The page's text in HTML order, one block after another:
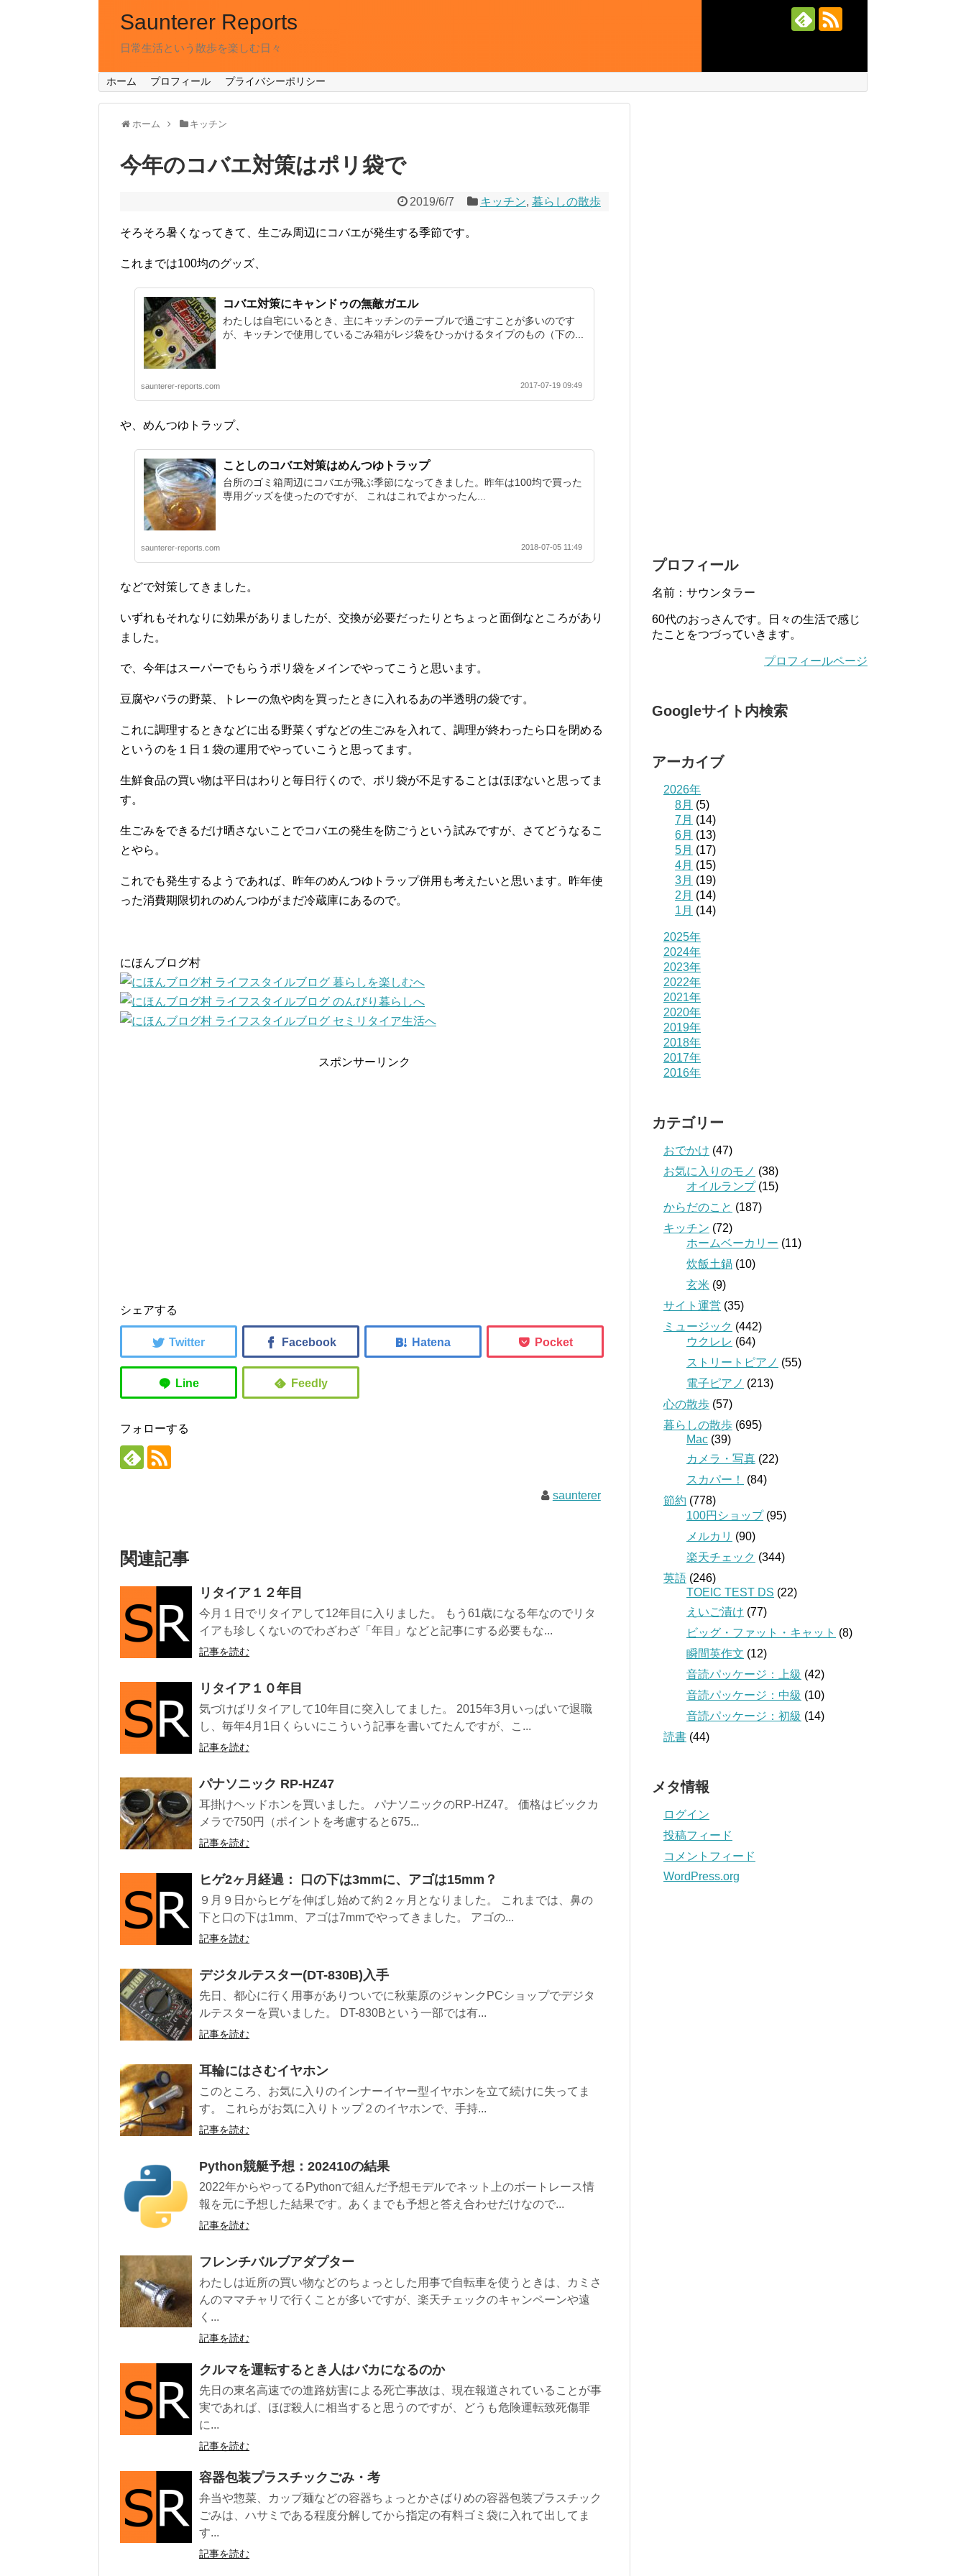
Saunterer Reports
日常生活という散歩を楽しむ日々
ホーム プロフィール プライバシーポリシー
ホーム キッチン
今年のコバエ対策はポリ袋で
2019/6/7 キッチン, 暮らしの散歩
そろそろ暑くなってきて、生ごみ周辺にコバエが発生する季節です。
これまでは100均のグッズ、
コバエ対策にキャンドゥの無敵ガエル
わたしは自宅にいるとき、主にキッチンのテーブルで過ごすことが多いのです
が、キッチンで使用しているごみ箱がレジ袋をひっかけるタイプのもの（下の...
saunterer-reports.com 2017-07-19 09:49
や、めんつゆトラップ、
ことしのコバエ対策はめんつゆトラップ
台所のゴミ箱周辺にコバエが飛ぶ季節になってきました。昨年は100均で買った
専用グッズを使ったのですが、 これはこれでよかったん...
saunterer-reports.com 2018-07-05 11:49
などで対策してきました。
いずれもそれなりに効果がありましたが、交換が必要だったりとちょっと面倒なところがあり
ました。
で、今年はスーパーでもらうポリ袋をメインでやってこうと思います。
豆腐やバラの野菜、トレーの魚や肉を買ったときに入れるあの半透明の袋です。
これに調理するときなどに出る野菜くずなどの生ごみを入れて、調理が終わったら口を閉める
というのを１日１袋の運用でやっていこうと思ってます。
生鮮食品の買い物は平日はわりと毎日行くので、ポリ袋が不足することはほぼないと思ってま
す。
生ごみをできるだけ晒さないことでコバエの発生を防ごうという試みですが、さてどうなるこ
とやら。
これでも発生するようであれば、昨年のめんつゆトラップ併用も考えたいと思います。昨年使
った消費期限切れのめんつゆがまだ冷蔵庫にあるので。
にほんブログ村
スポンサーリンク
シェアする
フォローする
saunterer
関連記事
リタイア１２年目
今月１日でリタイアして12年目に入りました。 もう61歳になる年なのでリタ
イアも珍しくないのでわざわざ「年目」などと記事にする必要もな...
記事を読む
リタイア１０年目
気づけばリタイアして10年目に突入してました。 2015年3月いっぱいで退職
し、毎年4月1日くらいにこういう記事を書いてたんですが、こ...
記事を読む
パナソニック RP-HZ47
耳掛けヘッドホンを買いました。 パナソニックのRP-HZ47。 価格はビックカ
メラで750円（ポイントを考慮すると675...
記事を読む
ヒゲ2ヶ月経過： 口の下は3mmに、アゴは15mm？
９月９日からヒゲを伸ばし始めて約２ヶ月となりました。 これまでは、鼻の
下と口の下は1mm、アゴは7mmでやってきました。 アゴの...
記事を読む
デジタルテスター(DT-830B)入手
先日、都心に行く用事がありついでに秋葉原のジャンクPCショップでデジタ
ルテスターを買いました。 DT-830Bという一部では有...
記事を読む
耳輪にはさむイヤホン
このところ、お気に入りのインナーイヤー型イヤホンを立て続けに失ってま
す。 これらがお気に入りトップ２のイヤホンで、手持...
記事を読む
Python競艇予想：202410の結果
2022年からやってるPythonで組んだ予想モデルでネット上のボートレース情
報を元に予想した結果です。あくまでも予想と答え合わせだけなので...
記事を読む
フレンチバルブアダプター
わたしは近所の買い物などのちょっとした用事で自転車を使うときは、カミさ
んのママチャリで行くことが多いですが、楽天チェックのキャンペーンや遠
く...
記事を読む
クルマを運転するとき人はバカになるのか
先日の東名高速での進路妨害による死亡事故は、現在報道されていることが事
実であれば、ほぼ殺人に相当すると思うのですが、どうも危険運転致死傷罪
に...
記事を読む
容器包装プラスチックごみ・考
弁当や惣菜、カップ麺などの容器ちょっとかさばりめの容器包装プラスチック
ごみは、ハサミである程度分解してから指定の有料ゴミ袋に入れて出してま
す...
記事を読む
プロフィール
名前：サウンタラー
60代のおっさんです。日々の生活で感じ
たことをつづっていきます。
プロフィールページ
Googleサイト内検索
アーカイブ
2026年
8月 (5)
7月 (14)
6月 (13)
5月 (17)
4月 (15)
3月 (19)
2月 (14)
1月 (14)
2025年
2024年
2023年
2022年
2021年
2020年
2019年
2018年
2017年
2016年
カテゴリー
おでかけ (47)
お気に入りのモノ (38)
オイルランプ(15)
からだのこと (187)
キッチン (72)
ホームベーカリー (11)
炊飯土鍋 (10)
玄米 (9)
サイト運営 (35)
ミュージック (442)
ウクレレ (64)
ストリートピアノ (55)
電子ピアノ (213)
心の散歩 (57)
暮らしの散歩 (695)
Mac (39)
カメラ・写真 (22)
スカパー！
(84)
節約 (778)
100円ショップ(95)
メルカリ (90)
楽天チェック (344)
英語 (246)
TOEIC TEST DS (22)
えいご漬け (77)
ビッグ・ファット・キャット (8)
瞬間英作文 (12)
音読パッケージ：上級 (42)
音読パッケージ：中級 (10)
音読パッケージ：初級 (14)
読書 (44)
メタ情報
ログイン
投稿フィード
コメントフィード
WordPress.org